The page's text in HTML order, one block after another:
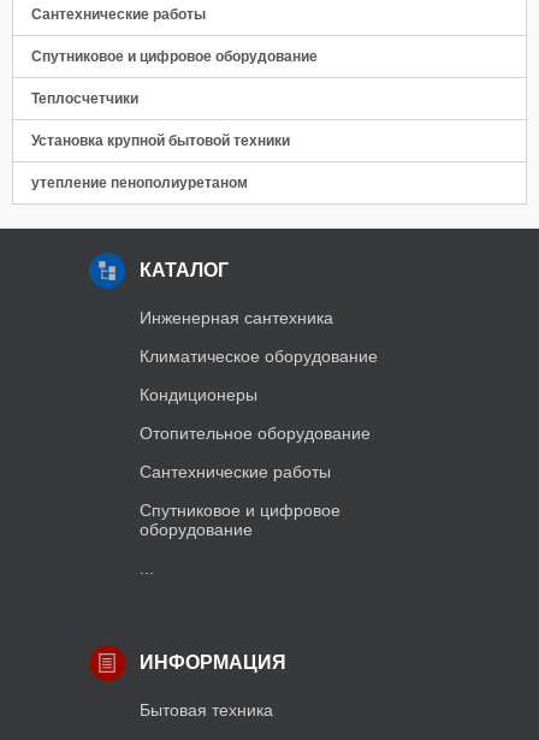
Сантехнические работы
Спутниковое и цифровое оборудование
Теплосчетчики
Установка крупной бытовой техники
утепление пенополиуретаном
КАТАЛОГ
Инженерная сантехника
Климатическое оборудование
Кондиционеры
Отопительное оборудование
Сантехнические работы
Спутниковое и цифровое
оборудование
ИНФОРМАЦИЯ
Бытовая техника